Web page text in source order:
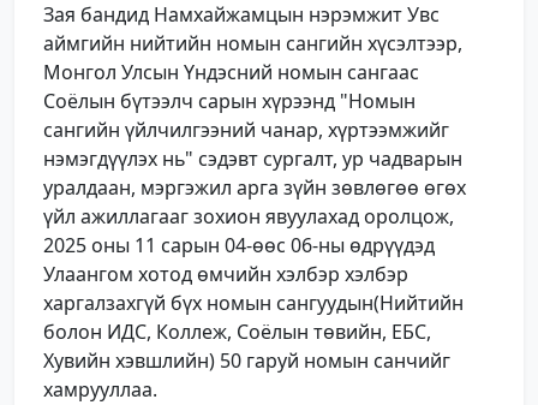
Зая бандид Намхайжамцын нэрэмжит Увс
аймгийн нийтийн номын сангийн хүсэлтээр,
Монгол Улсын Үндэсний номын сангаас
Соёлын бүтээлч сарын хүрээнд "Номын
сангийн үйлчилгээний чанар, хүртээмжийг
нэмэгдүүлэх нь" сэдэвт сургалт, ур чадварын
уралдаан, мэргэжил арга зүйн зөвлөгөө өгөх
үйл ажиллагааг зохион явуулахад оролцож,
2025 оны 11 сарын 04-өөс 06-ны өдрүүдэд
Улаангом хотод өмчийн хэлбэр хэлбэр
харгалзахгүй бүх номын сангуудын(Нийтийн
болон ИДС, Коллеж, Соёлын төвийн, ЕБС,
Хувийн хэвшлийн) 50 гаруй номын санчийг
хамрууллаа.